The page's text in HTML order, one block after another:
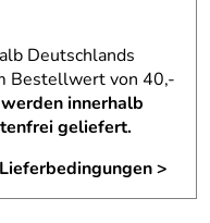
Sucrose
Xanthan Gum,
Benzyl Salicylate*,
Geraniol*, Hexyl
*= Bestandteil des
Deutschlands
Bestellwert von 40,-
innerhalb
geliefert.
>